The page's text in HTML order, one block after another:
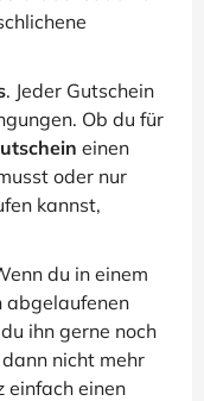
. Jeder Gutschein
Ob du für
einen
oder nur
kannst,
du in einem
abgelaufenen
ihn gerne noch
nicht mehr
einfach einen